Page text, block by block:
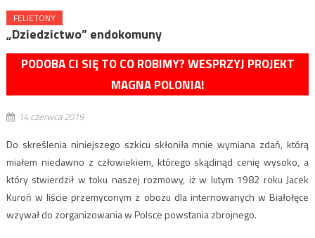
FELIETONY
„Dziedzictwo” endokomuny
PODOBA CI SIĘ TO CO ROBIMY? WESPRZYJ PROJEKT
MAGNA POLONIA!
14 czerwca 2019
Do skreślenia niniejszego szkicu skłoniła mnie wymiana zdań, którą
miałem niedawno z człowiekiem, którego skądinąd cenię wysoko, a
który stwierdził w toku naszej rozmowy, iż w lutym 1982 roku Jacek
Kuroń w liście przemyconym z obozu dla internowanych w Białołęce
wzywał do zorganizowania w Polsce powstania zbrojnego.